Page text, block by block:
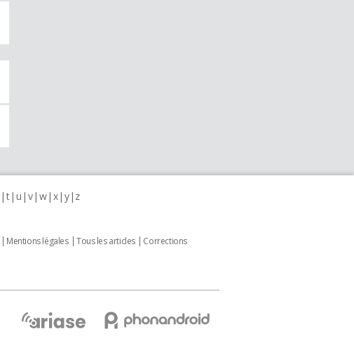
t u v w x y z
Mentions légales Tous les articles
Corrections